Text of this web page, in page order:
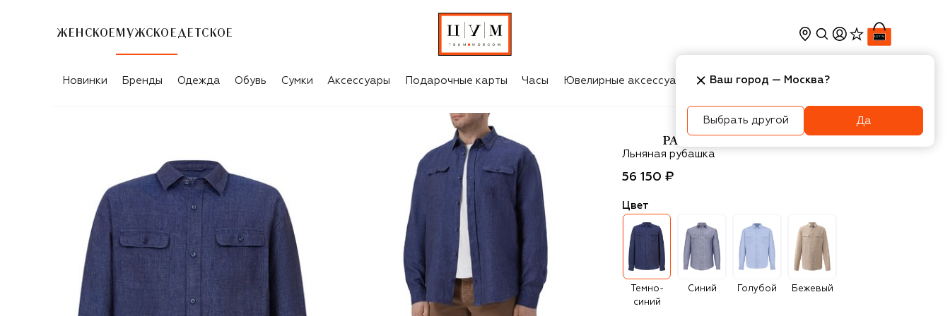
ЖЕНСКОЕ МУЖСКОЕ ДЕТСКОЕ
Новинки Бренды Одежда Обувь Сумки Аксессуары Подарочные карты Часы Ювелирные аксессуары Косметика Интерьер
Paul&Shark
Льняная рубашка
56 150 ₽
Цвет
Темно-
синий
Синий Голубой Бежевый
Ваш город — Москва?
Выбрать другой Да